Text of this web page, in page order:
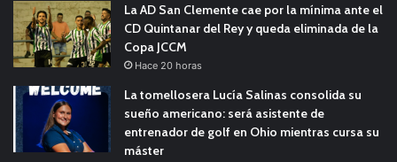
La AD San Clemente cae por la mínima ante el
CD Quintanar del Rey y queda eliminada de la
Copa JCCM
Hace 20 horas
La tomellosera Lucía Salinas consolida su
sueño americano: será asistente de
entrenador de golf en Ohio mientras cursa su
máster